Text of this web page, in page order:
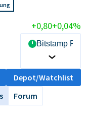
+0,80+0,04%
Bitstamp
Depot/Watchlist
Forum